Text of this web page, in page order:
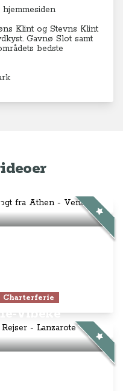
Klint og Stevns Klint
Gavnø Slot samt
bedste
Charterferie
Vibeke